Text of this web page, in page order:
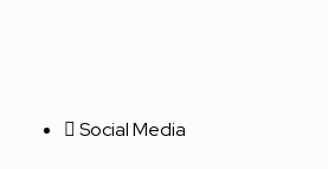
Social Media